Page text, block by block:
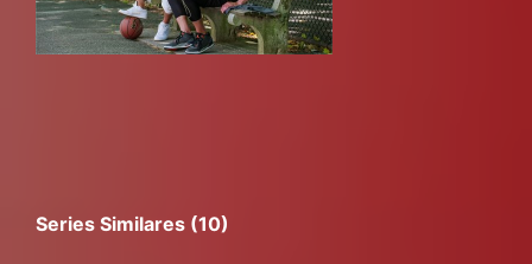
Series Similares (10)